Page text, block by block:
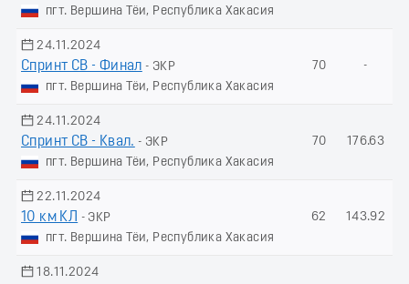
пгт. Вершина Тёи, Республика Хакасия
24.11.2024
Спринт СВ - Финал - ЭКР
пгт. Вершина Тёи, Республика Хакасия
70 -
24.11.2024
Спринт СВ - Квал. - ЭКР
пгт. Вершина Тёи, Республика Хакасия
70 176.63
22.11.2024
10 км КЛ
- ЭКР
пгт. Вершина Тёи, Республика Хакасия
62 143.92
18.11.2024